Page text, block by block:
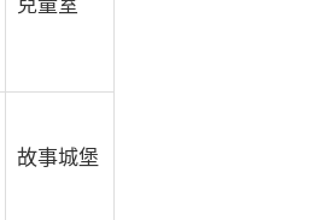
兒童室
故事城堡